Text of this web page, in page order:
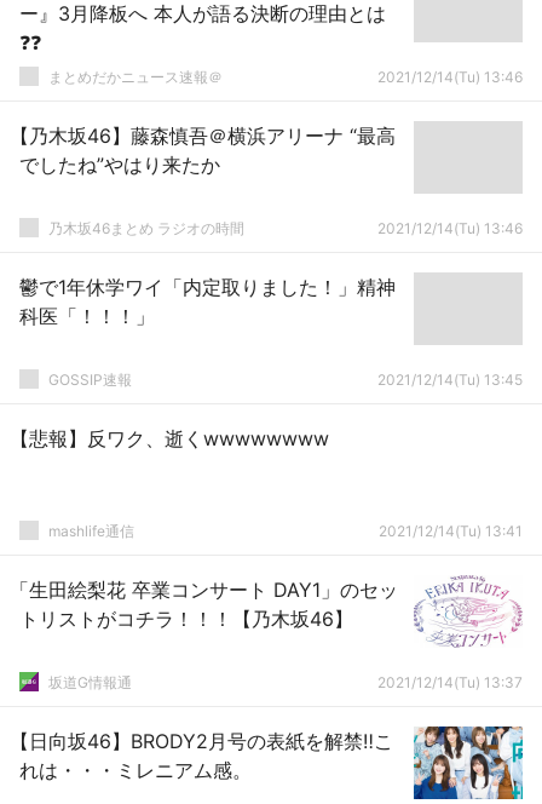
ー』3月降板へ 本人が語る決断の理由とは
❓❓
まとめだかニュース速報＠ 2021/12/14(Tu) 13:46
【乃木坂46】藤森慎吾＠横浜アリーナ “最高
でしたね”やはり来たか
乃木坂46まとめ ラジオの時間 2021/12/14(Tu) 13:46
鬱で1年休学ワイ「内定取りました！」精神
科医「！！！」
GOSSIP速報 2021/12/14(Tu) 13:45
【悲報】反ワク、逝くwwwwwwww
mashlife通信 2021/12/14(Tu) 13:41
「生田絵梨花 卒業コンサート DAY1」のセッ
トリストがコチラ！！！【乃木坂46】
坂道G情報通 2021/12/14(Tu) 13:37
【日向坂46】BRODY2月号の表紙を解禁‼こ
れは・・・ミレニアム感。